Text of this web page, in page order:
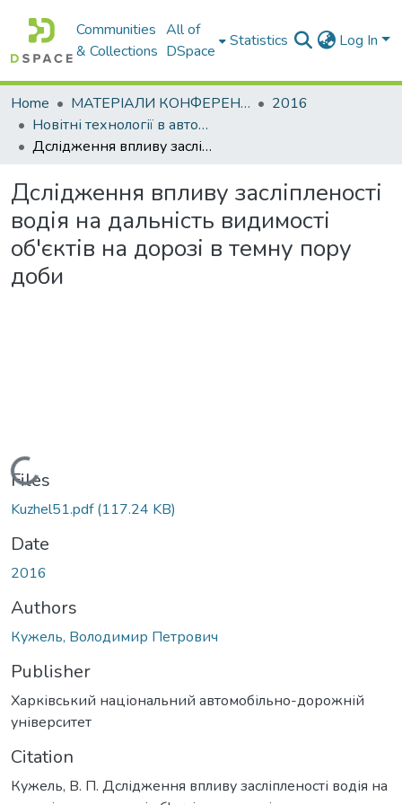
Communities
& Collections
All of
DSpace
Statistics Log In
Home МАТЕРІАЛИ КОНФЕРЕНЦІЙ
2016
Новітні технології в автомобілебудуванні, транспорті і при підготовки фахівців
Дслідження впливу засліпленості водія на дальність видимості об'єктів на дорозі в темну пору доби
Дслідження впливу засліпленості
водія на дальність видимості
об'єктів на дорозі в темну пору
доби
Loading...
Files
Kuzhel51.pdf(117.24 KB)
Date
2016
Authors
Кужель, Володимир Петрович
Publisher
Харківський національний автомобільно-дорожній
університет
Citation
Кужель, В. П. Дслідження впливу засліпленості водія на